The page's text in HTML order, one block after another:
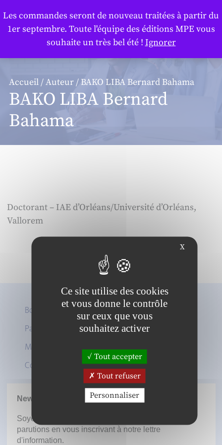
Accueil/Auteur/ BAKO LIBA Bernard Bahama
BAKO LIBA Bernard
Bahama
Doctorant – IAE d’Orléans/Université d’Orléans,
Vallorem
Boutique
Panier
Mon compte
Contact
Newsletter
Soyez informé dès la mise en ligne des prochaines
parutions en vous inscrivant à notre lettre
d'information.
Les commandes seront de nouveau traitées à partir du
1er septembre. Toute l'équipe des éditions MPE vous
souhaite un très bel été ! Ignorer
X
Ce site utilise des cookies
et vous donne le contrôle
sur ceux que vous
souhaitez activer
Tout accepter
Tout refuser
Personnaliser